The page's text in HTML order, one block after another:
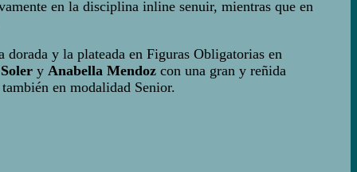
en la disciplina inline senuir, mientras que en
dorada y la plateada en Figuras Obligatorias en
y Anabella Mendoz con una gran y reñida
en modalidad Senior.